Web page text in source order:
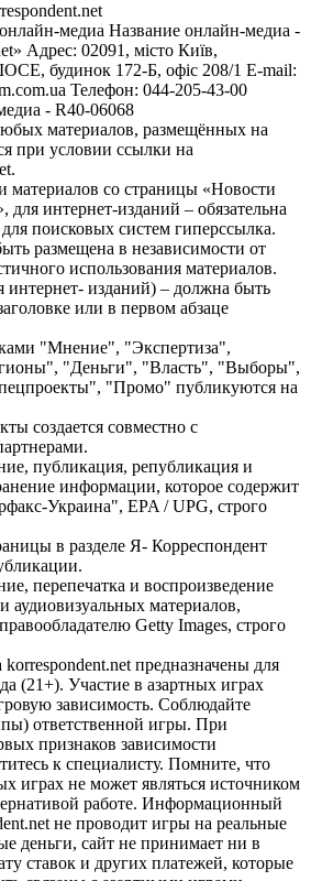
медиа Название онлайн-медиа -
Адрес: 02091, місто Київ,
будинок 172-Б, офіс 208/1 E-mail:
Телефон: 044-205-43-00
- R40-06068
материалов, размещённых на
при условии ссылки на
материалов со страницы «Новости
интернет-изданий – обязательна
поисковых систем гиперссылка.
размещена в независимости от
использования материалов.
интернет- изданий) – должна быть
или в первом абзаце
"Мнение", "Экспертиза",
"Деньги", "Власть", "Выборы",
"Промо" публикуются на
создается совместно с
публикация, републикация и
информации, которое содержит
Украина", EPA / UPG, строго
в разделе Я- Корреспондент
перепечатка и воспроизведение
аудиовизуальных материалов,
Getty Images, строго
предназначены для
(21+). Участие в азартных играх
зависимость. Соблюдайте
ответственной игры. При
признаков зависимости
к специалисту. Помните, что
играх не может являться источником
работе. Информационный
не проводит игры на реальные
деньги, сайт не принимает ни в
ставок и других платежей, которые